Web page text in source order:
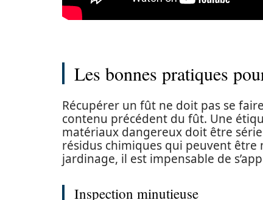
Les bonnes pratiques
Récupérer un fût ne doit pas se
contenu précédent du fût. Une
matériaux dangereux doit être
résidus chimiques qui peuvent
jardinage, il est impensable de
Inspection minutieuse